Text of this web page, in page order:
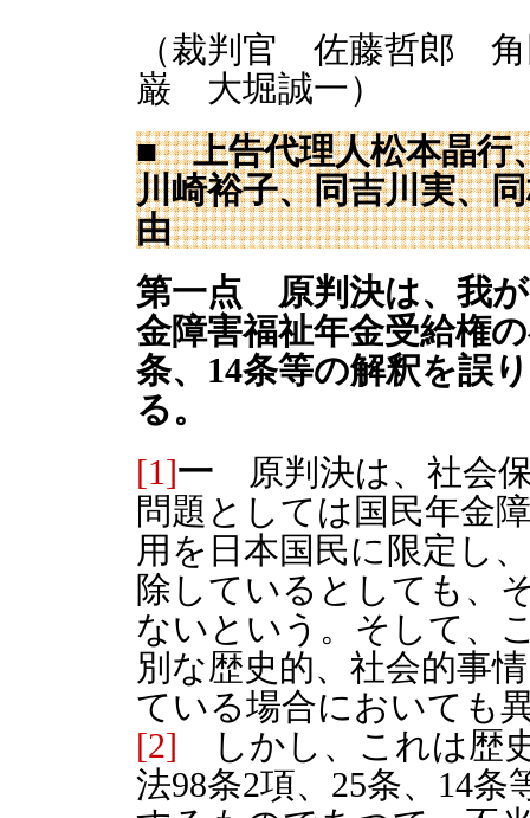
（裁判官 佐藤哲郎
巌 大堀誠一）
■ 上告代理人松本晶行
川崎裕子、同吉川実、
由
第一点 原判決は、我
金障害福祉年金受給権
条、14条等の解釈を誤
る。
[1]一 原判決は、社会
問題としては国民年金
用を日本国民に限定し
除しているとしても、
ないという。そして、
別な歴史的、社会的事
ている場合においても
[2] しかし、これは歴
法98条2項、25条、14